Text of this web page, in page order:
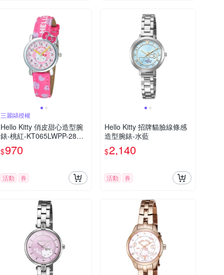
三麗鷗授權
Hello Kitty 俏皮甜心造型腕
錶-桃紅-KT065LWPP-28m
m
$970
活動 券
Hello Kitty 招牌貓臉線條感
造型腕錶-水藍
$2,140
活動 券